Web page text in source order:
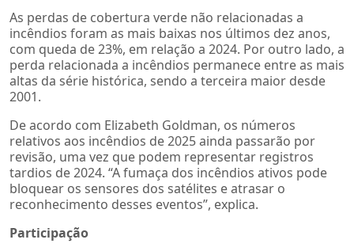
As perdas de cobertura verde não relacionadas a
incêndios foram as mais baixas nos últimos dez anos,
com queda de 23%, em relação a 2024. Por outro lado, a
perda relacionada a incêndios permanece entre as mais
altas da série histórica, sendo a terceira maior desde
2001.
De acordo com Elizabeth Goldman, os números
relativos aos incêndios de 2025 ainda passarão por
revisão, uma vez que podem representar registros
tardios de 2024. “A fumaça dos incêndios ativos pode
bloquear os sensores dos satélites e atrasar o
reconhecimento desses eventos”, explica.
Participação